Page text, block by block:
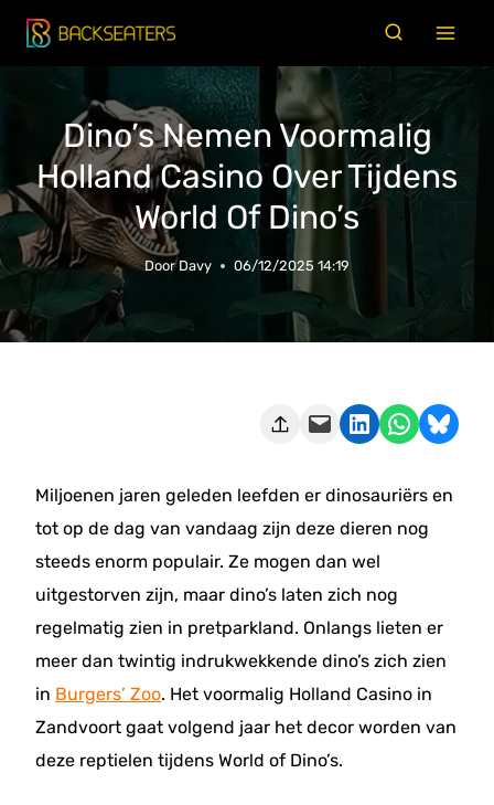
Doorgaan
naar
Dino’s Nemen Voormalig
Holland Casino Over Tijdens
World Of Dino’s
Door Davy 06/12/2025 14:19
Deze pagina e-mailen Delen op LinkedIn Delen via WhatsApp Share on Bluesky
Miljoenen jaren geleden leefden er dinosauriërs en
tot op de dag van vandaag zijn deze dieren nog
steeds enorm populair. Ze mogen dan wel
uitgestorven zijn, maar dino’s laten zich nog
regelmatig zien in pretparkland. Onlangs lieten er
meer dan twintig indrukwekkende dino’s zich zien
in Burgers’ Zoo. Het voormalig Holland Casino in
Zandvoort gaat volgend jaar het decor worden van
deze reptielen tijdens World of Dino’s.